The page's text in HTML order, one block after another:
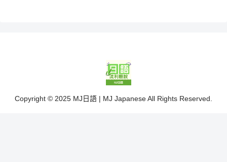
Copyright © 2025 MJ日語 | MJ Japanese All Rights Reserved.